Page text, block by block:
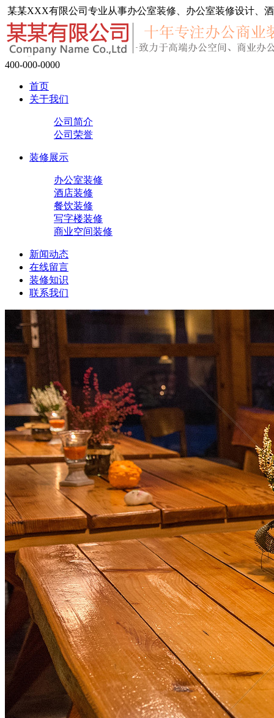
某某XXX有限公司专业从事办公室装修、办公室装修设计、
400-000-0000
首页
关于我们
公司简介
公司荣誉
装修展示
办公室装修
酒店装修
餐饮装修
写字楼装修
商业空间装修
新闻动态
在线留言
装修知识
联系我们